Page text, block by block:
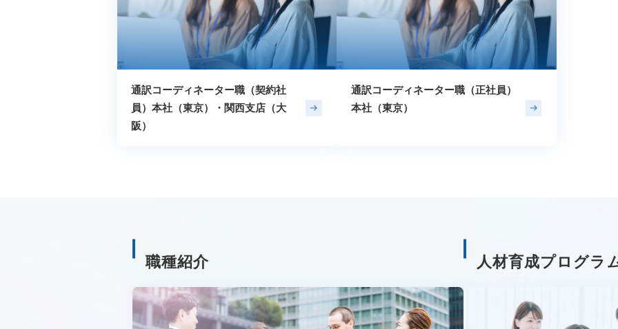
通訳コーディネーター職（契約社
員）本社（東京）・関西支店（大
阪）
通訳コーディネーター職（正社員）
本社（東京）
職種紹介 人材育成プログラ